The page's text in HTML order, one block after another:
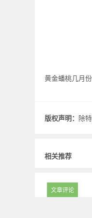
黄金蟠桃几月
版权声明： 除
相关推荐
文章评论